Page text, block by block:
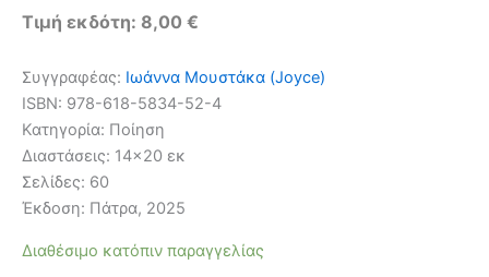
Τιμή εκδότη: 8,00 €
Συγγραφέας: Ιωάννα Μουστάκα (Joyce)
ISBN: 978-618-5834-52-4
Κατηγορία: Ποίηση
Διαστάσεις: 14×20 εκ
Σελίδες: 60
Έκδοση: Πάτρα, 2025
Διαθέσιμο κατόπιν παραγγελίας